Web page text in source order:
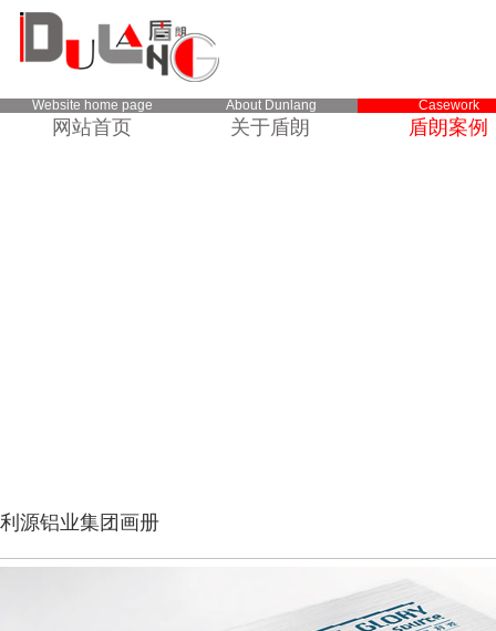
Website home page
网站首页
About Dunlang
关于盾朗
Casework
盾朗案例
利源铝业集团画册